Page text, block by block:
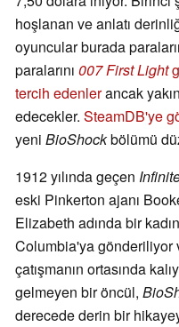
hoşlanan ve anlatı
oyuncular burada
paralarını 007 First Light
tercih edenlerancak
edecekler. SteamDB'ye
yeni BioShockbölümü
1912 yılında geçen
eski Pinkerton ajanı
Elizabeth adında bir
Columbia'ya gönderiliyor
çatışmanın ortasında
gelmeyen bir öncül,
derecede derin bir